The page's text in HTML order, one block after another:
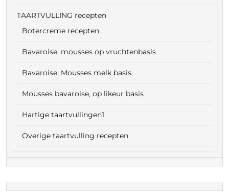
TAARTVULLING recepten
Botercreme recepten
Bavaroise, mousses op vruchtenbasis
Bavaroise, Mousses melk basis
Mousses bavaroise, op likeur basis
Hartige taartvullingen1
Overige taartvulling recepten